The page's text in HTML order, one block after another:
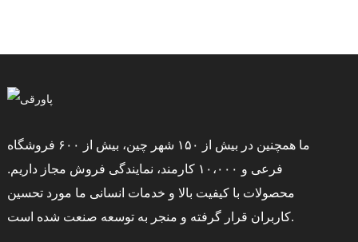
ما همچنین در بیش از ۱۵۰ شهر چین، بیش از ۶۰۰ فروشگاه
فرعی و ۱۰،۰۰۰ کارمند، نمایندگی فروش مجاز داریم.
محصولات با کیفیت بالا و خدمات انسانی ما مورد تحسین
کاربران قرار گرفته و منجر به توسعه صنعت شده است.